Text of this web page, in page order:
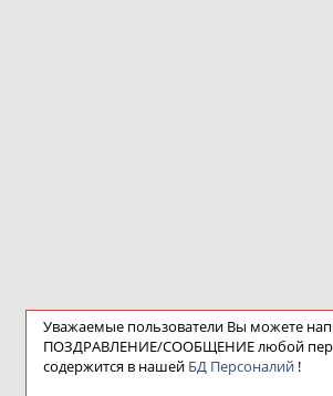
Уважаемые пользователи Вы можете
ПОЗДРАВЛЕНИЕ/СООБЩЕНИЕ любой
содержится в нашей БД Персоналий !